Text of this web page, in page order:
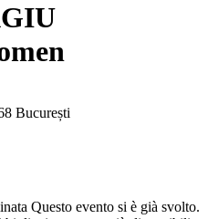
București
Questo evento si è già svolto.